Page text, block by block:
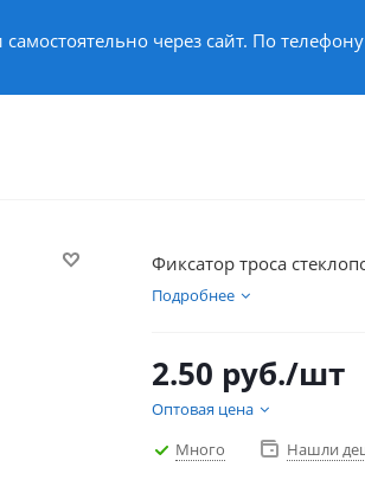
через сайт. По
Фиксатор троса
Подробнее
2.50 руб./шт
Оптовая цена
Много
Нашли